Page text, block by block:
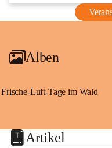
Alben
Frische-Luft-Tage im Wald
Artikel